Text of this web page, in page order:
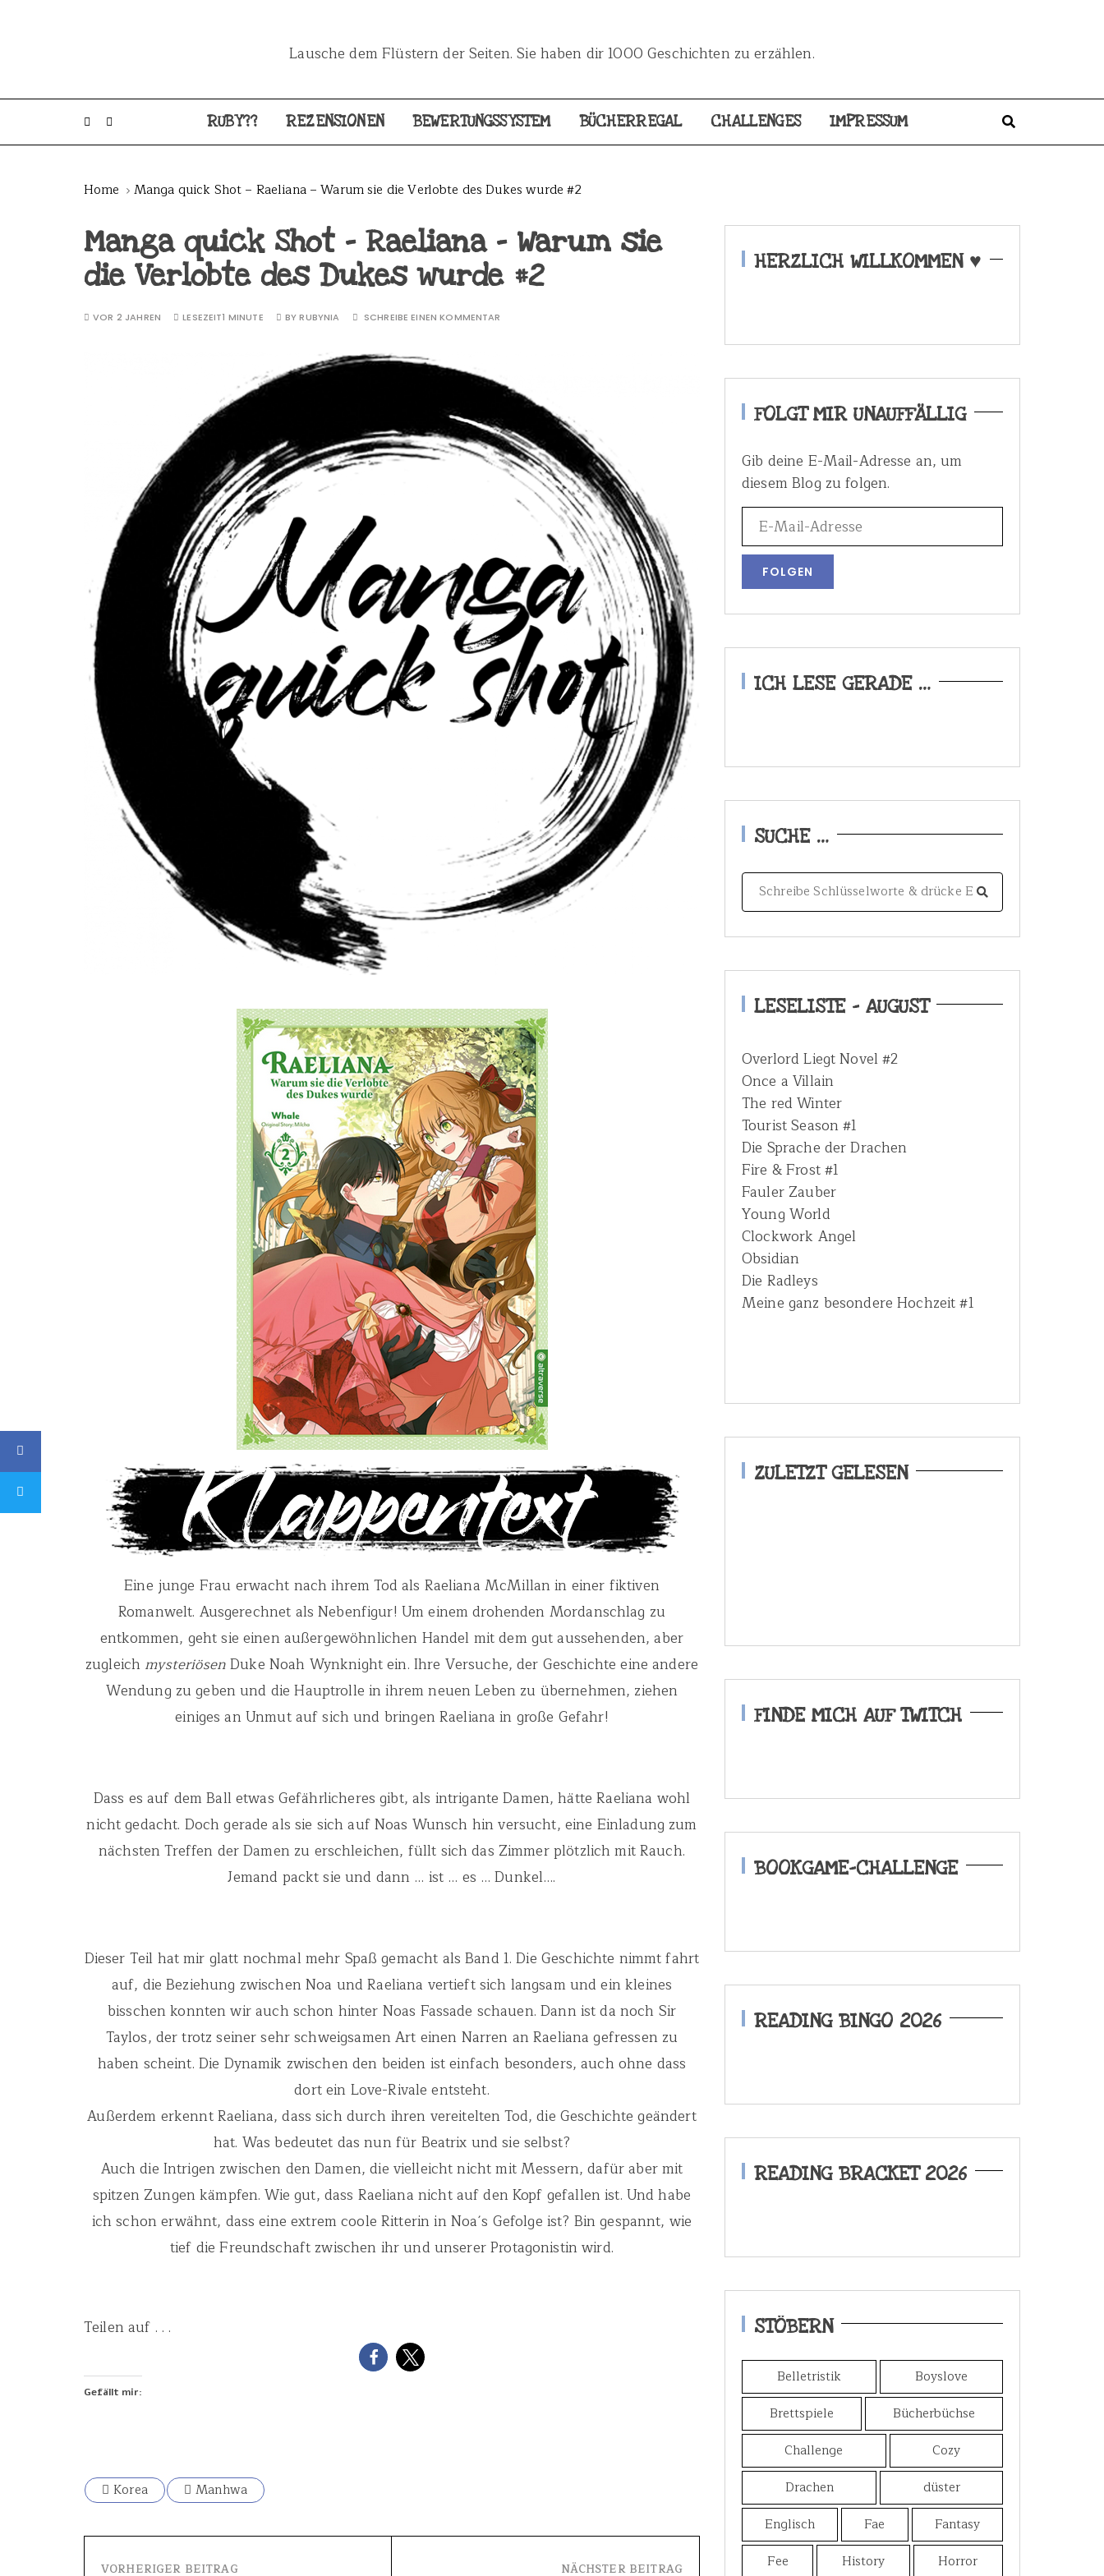
Lausche dem Flüstern der Seiten. Sie haben dir 1000 Geschichten zu erzählen.
RUBY?? REZENSIONEN BEWERTUNGSSYSTEM BÜCHERREGAL CHALLENGES IMPRESSUM
Home Manga quick Shot – Raeliana – Warum sie die Verlobte des Dukes wurde #2
Manga quick Shot – Raeliana – Warum sie
die Verlobte des Dukes wurde #2
VOR 2 JAHREN LESEZEIT1 MINUTE BYRUBYNIA SCHREIBE EINEN KOMMENTAR
Eine junge Frau erwacht nach ihrem Tod als Raeliana McMillan in einer fiktiven
Romanwelt. Ausgerechnet als Nebenfigur! Um einem drohenden Mordanschlag zu
entkommen, geht sie einen außergewöhnlichen Handel mit dem gut aussehenden, aber
zugleich mysteriösenDuke Noah Wynknight ein. Ihre Versuche, der Geschichte eine andere
Wendung zu geben und die Hauptrolle in ihrem neuen Leben zu übernehmen, ziehen
einiges an Unmut auf sich und bringen Raeliana in große Gefahr!
Dass es auf dem Ball etwas Gefährlicheres gibt, als intrigante Damen, hätte Raeliana wohl
nicht gedacht. Doch gerade als sie sich auf Noas Wunsch hin versucht, eine Einladung zum
nächsten Treffen der Damen zu erschleichen, füllt sich das Zimmer plötzlich mit Rauch.
Jemand packt sie und dann … ist … es … Dunkel….
Dieser Teil hat mir glatt nochmal mehr Spaß gemacht als Band 1. Die Geschichte nimmt fahrt
auf, die Beziehung zwischen Noa und Raeliana vertieft sich langsam und ein kleines
bisschen konnten wir auch schon hinter Noas Fassade schauen. Dann ist da noch Sir
Taylos, der trotz seiner sehr schweigsamen Art einen Narren an Raeliana gefressen zu
haben scheint. Die Dynamik zwischen den beiden ist einfach besonders, auch ohne dass
dort ein Love-Rivale entsteht.
Außerdem erkennt Raeliana, dass sich durch ihren vereitelten Tod, die Geschichte geändert
hat. Was bedeutet das nun für Beatrix und sie selbst?
Auch die Intrigen zwischen den Damen, die vielleicht nicht mit Messern, dafür aber mit
spitzen Zungen kämpfen. Wie gut, dass Raeliana nicht auf den Kopf gefallen ist. Und habe
ich schon erwähnt, dass eine extrem coole Ritterin in Noa´s Gefolge ist? Bin gespannt, wie
tief die Freundschaft zwischen ihr und unserer Protagonistin wird.
Teilen auf . . .
Gefällt mir:
Korea Manhwa
VORHERIGER BEITRAG NÄCHSTER BEITRAG
HERZLICH WILLKOMMEN ♥
FOLGT MIR UNAUFFÄLLIG
Gib deine E-Mail-Adresse an, um
diesem Blog zu folgen.
ICH LESE GERADE …
SUCHE …
S
e
c
h
f
r
:
LESELISTE – AUGUST
Overlord Liegt Novel #2
Once a Villain
The red Winter
Tourist Season #1
Die Sprache der Drachen
Fire & Frost #1
Fauler Zauber
Young World
Clockwork Angel
Obsidian
Die Radleys
Meine ganz besondere Hochzeit #1
ZULETZT GELESEN
FINDE MICH AUF TWITCH
BOOKGAME-CHALLENGE
READING BINGO 2026
READING BRACKET 2026
STÖBERN
Belletristik
Boyslove
Brettspiele
Bücherbüchse
Challenge
Cozy
Drachen
düster
Englisch
Fae
Fantasy
Fee
History Horror